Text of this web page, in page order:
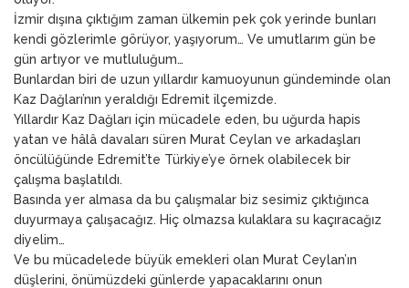
İzmir dışına çıktığım zaman ülkemin pek çok yerinde bunları
kendi gözlerimle görüyor, yaşıyorum… Ve umutlarım gün be
gün artıyor ve mutluluğum…
Bunlardan biri de uzun yıllardır kamuoyunun gündeminde olan
Kaz Dağları’nın yeraldığı Edremit ilçemizde.
Yıllardır Kaz Dağları için mücadele eden, bu uğurda hapis
yatan ve hâlâ davaları süren Murat Ceylan ve arkadaşları
öncülüğünde Edremit’te Türkiye’ye örnek olabilecek bir
çalışma başlatıldı.
Basında yer almasa da bu çalışmalar biz sesimiz çıktığınca
duyurmaya çalışacağız. Hiç olmazsa kulaklara su kaçıracağız
diyelim…
Ve bu mücadelede büyük emekleri olan Murat Ceylan’ın
düşlerini, önümüzdeki günlerde yapacaklarını onun